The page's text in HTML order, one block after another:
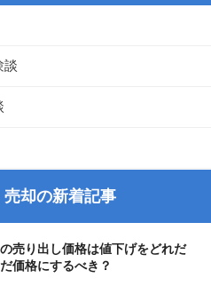
談
却の新着記事
売り出し価格は値下げをどれだ
価格にするべき？